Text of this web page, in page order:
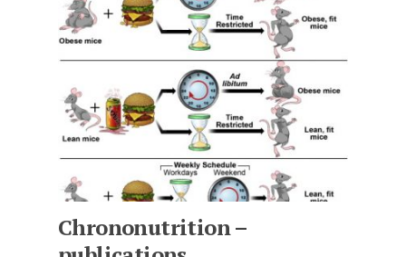
Chrononutrition –